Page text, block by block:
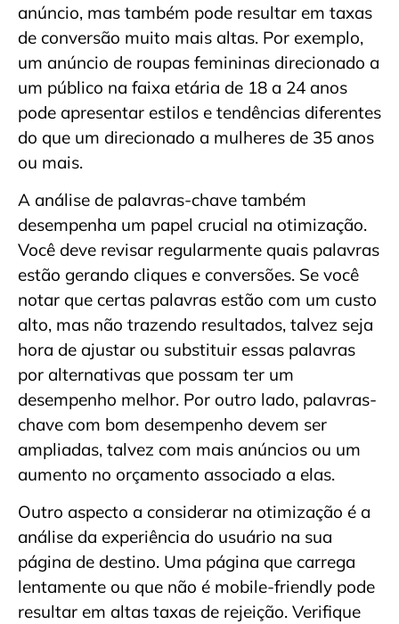
anúncio, mas também pode resultar em taxas
de conversão muito mais altas. Por exemplo,
um anúncio de roupas femininas direcionado a
um público na faixa etária de 18 a 24 anos
pode apresentar estilos e tendências diferentes
do que um direcionado a mulheres de 35 anos
ou mais.
A análise de palavras-chave também
desempenha um papel crucial na otimização.
Você deve revisar regularmente quais palavras
estão gerando cliques e conversões. Se você
notar que certas palavras estão com um custo
alto, mas não trazendo resultados, talvez seja
hora de ajustar ou substituir essas palavras
por alternativas que possam ter um
desempenho melhor. Por outro lado, palavras-
chave com bom desempenho devem ser
ampliadas, talvez com mais anúncios ou um
aumento no orçamento associado a elas.
Outro aspecto a considerar na otimização é a
análise da experiência do usuário na sua
página de destino. Uma página que carrega
lentamente ou que não é mobile-friendly pode
resultar em altas taxas de rejeição. Verifique